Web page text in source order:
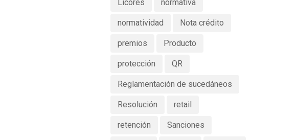
Licores normativa
normatividad Nota crédito
premios Producto
protección QR
Reglamentación de sucedáneos
Resolución retail
retención Sanciones